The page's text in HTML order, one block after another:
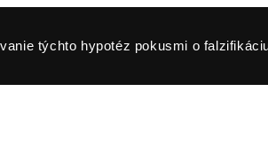
týchto hypotéz pokusmi o